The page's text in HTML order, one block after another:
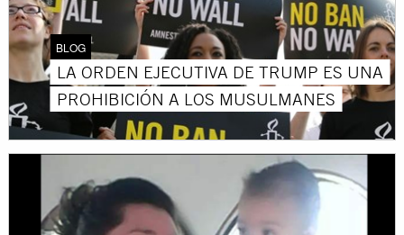
BLOG
LA ORDEN EJECUTIVA DE TRUMP ES UNA
PROHIBICIÓN A LOS MUSULMANES